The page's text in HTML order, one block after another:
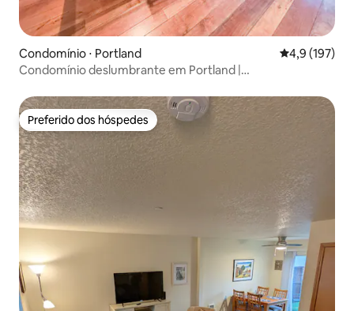
Condomínio ⋅ Portland 4,9 de uma
4,9 (197)
Condomínio deslumbrante em Portland |
Preferido dos hóspedes
Preferido dos hóspedes